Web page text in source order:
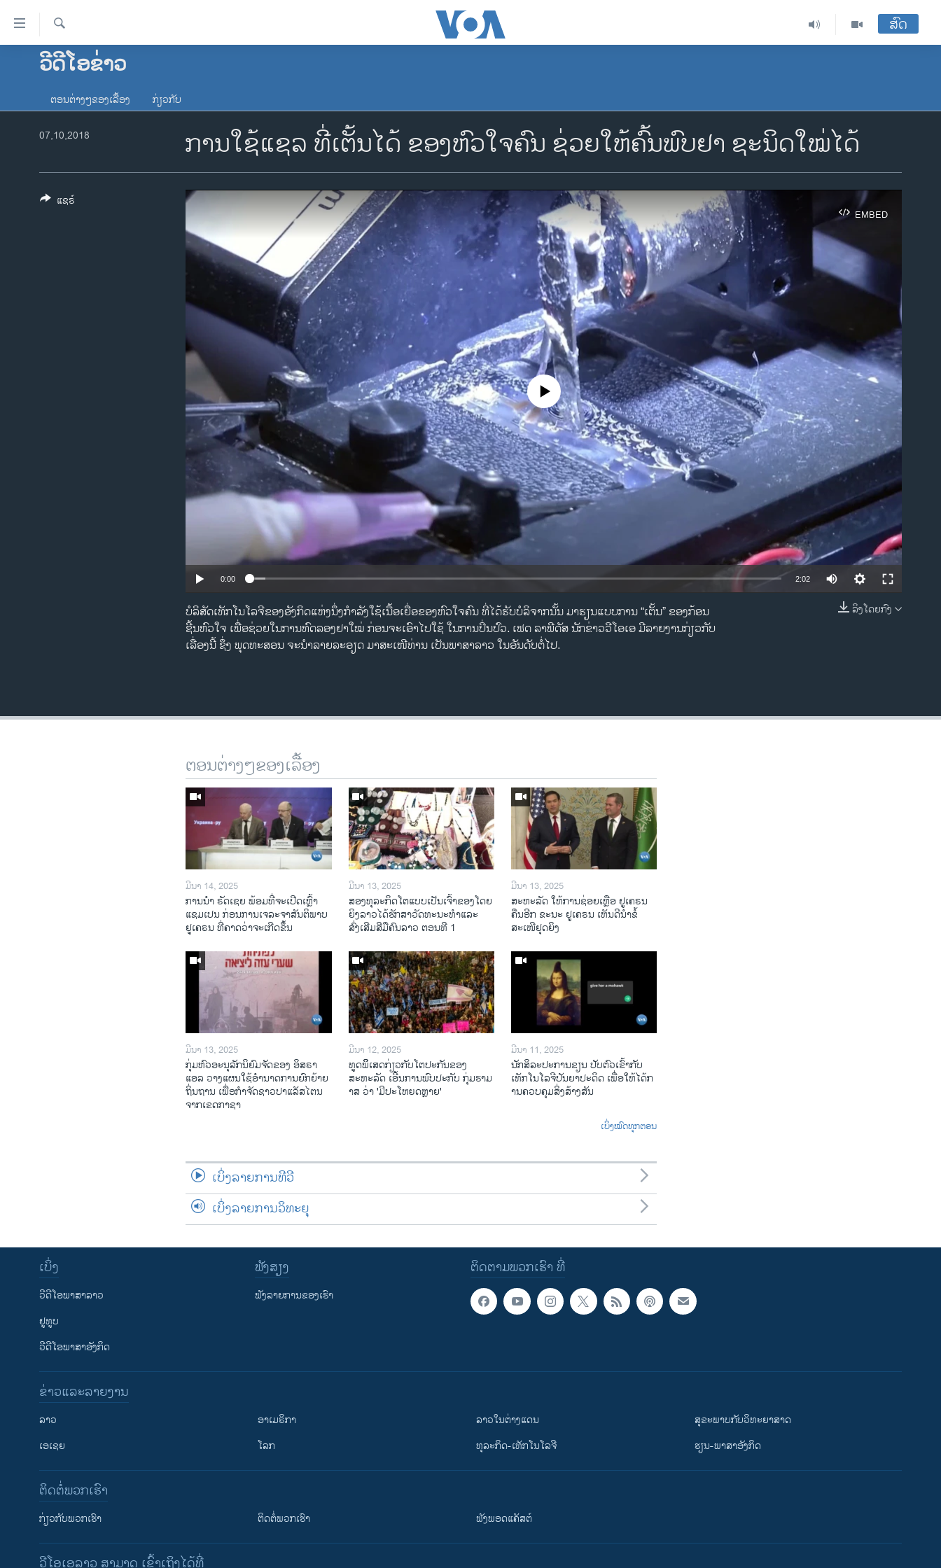
ລິ້ງ
ສຳຫລັບ
ຂ້າມ
ໂຮມເພຈ
ອາເມຣິກາ
ການເລືອກຕັ້ງ ປະທານາທີບໍດີ ສະຫະລັດ
ຂ່າວ​ຈີນ
ຄົ້ນຫາ
ສົດ
ວີດີໂອຂ່າວ
ຕອນຕ່າງໆຂອງເລື້ອງ ກ່ຽວກັບ
ການໃຊ້ແຊລ ທີ່ເຕັ້ນໄດ້ ຂອງຫົວໃຈຄົນ ຊ່ວຍໃຫ້ຄົ້ນພົບຢາ ຊະນິດໃໝ່ໄດ້
07,10,2018
EMBED
EMBED
No media source currently available
0:00 2:02
ລິງໂດຍກົງ
ບໍລິສັດເທັກໂນໂລຈີຂອງອັງກິດແຫ່ງນຶ່ງກໍາລັງໃຊ້ເນື້ອເຍື່ອຂອງຫົວໃຈຄົນ ທີ່ໄດ້ຮັບບໍລິຈາກນັ້ນ ມາຮຽນແບບການ “ເຕັ້ນ” ຂອງກ້ອນ
ຊີ້ນຫົວໃຈ ເພື່ອຊ່ວຍໃນການທົດລອງຢາໃໝ່ ກ່ອນຈະເອົາໄປໃຊ້ ໃນການປິ່ນປົວ. ​ເຟດ ລາ​ພີດັສ ນັກ​ຂ່າວ​ວີ​ໂອເອ ມີລາຍ​ງານກ່ຽວກັບ
ເລື່ອງນີ້ ຊຶ່ງ​ ພຸດທະສອນ ຈະ​ນໍາ​ລາຍລະອຽດ ມາ​ສະ​ເໜີທ່ານ ເປັນພາສາລາວ ​ໃນ​ອັນ​ດັບ​ຕໍ່​ໄປ.
ແຊຣ໌
ຕອນຕ່າງໆຂອງເລື້ອງ
ມີນາ 14, 2025
ການ​ນຳ ຣັດ​ເຊຍ ພ້ອມ​ທີ່​ຈະ​ເປີ​ດ​ເຫຼົ້າ​
ແຊມ​ເປນ ກ່ອນການ​ເຈ​ລະ​ຈາ​ສັນ​ຕິ​ພາບ
ຢູ​ເຄ​ຣນ ທີ່​ຄາດ​ວ່າ​ຈະ​ເກີດ​ຂຶ້ນ
ມີນາ 13, 2025
ສອງທຸລະກິດໂຕແບບເປັນເຈົ້າຂອງໂດຍ
ຍິງລາວໄດ້ຮັກສາວັດທະນະທຳແລະ
ສົ່ງເສີມສີມືຄົນລາວ ຕອນທີ 1
ມີນາ 13, 2025
ສະຫະລັດ ໃຫ້ການຊ່ອຍເຫຼືອ ຢູເຄຣນ
ຄືນອີກ ຂະນະ ຢູເຄຣນ ເຫັນດີນຳຂໍ້
ສະເໜີຢຸດຍິງ
ມີນາ 13, 2025
ກຸ່ມຫົວອະນຸລັກນິຍົມຈັດຂອງ ອິສຣາ
ແອລ ວາງແຜນໃຊ້ອຳນາດການຍົກຍ້າຍ
ຖິ່ນຖານ ເພື່ອກຳຈັດຊາວປາແລັສໄຕນ
ຈາກເຂດກາຊາ
ມີນາ 12, 2025
ທູດພິິເສດກ່ຽວກັບໂຕປະກັນຂອງ
ສະຫະລັດ ເອີ້ນການພົບປະກັບ ກຸ່ມຮາມ
າສ ວ່າ 'ມີປະໂຫຍດຫຼາຍ'
ມີນາ 11, 2025
ນັກ​ສິ​ລະ​ປະ​ການ​ຂຽນ ປັບ​ຕົວ​ເຂົ້າ​ກັບ​
ເທັກ​ໂນ​ໂລ​ຈີ​ປັນ​ຍາ​ປະ​ດິດ ເພື່ອ​ໃຫ້​ໄດ້​ກ​
ານ​ຄວບ​ຄຸມ​ສິ່ງ​ສ້າງ​ສັນ
ເບິ່ງໝົດທຸກຕອນ
ເບິ່ງລາຍການທີວີ
ເບິ່ງລາຍການວິທະຍຸ
ຕິດຕາມພວກເຮົາ ທີ່
ເບິ່ງ
ວີດີໂອພາສາລາວ
ຢູທູບ
ວີດີໂອພາສາອັງກິດ
ຟັງສຽງ
ຟັງລາຍການຂອງເຮົາ
ຂ່າວແລະລາຍງານ
ລາວ
ເອເຊຍ
ອາເມຣິກາ
ໂລກ
ລາວໃນຕ່າງແດນ
ທຸລະກິດ-ເທັກໂນໂລຈີ
ສຸຂະພາບກັບວິທະຍາສາດ
ຮຽນ-ພາສາອັງກິດ
ຕິດຕໍ່ພວກເຮົາ
ກ່ຽວກັບພວກເຮົາ ຕິດຕໍ່ພວກເຮົາ ຟັງພອດແຄັສຕ໌
ວີໂອເອລາວ ສາມາດ ເຂົ້າເຖິງໄດ້ທີ່